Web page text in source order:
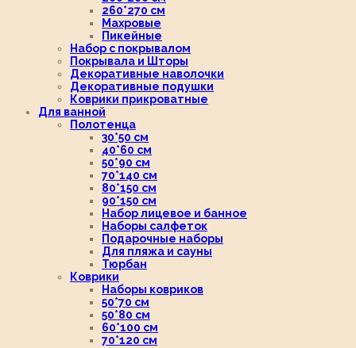
260*270 см
Махровые
Пикейные
Набор с покрывалом
Покрывала и Шторы
Декоративные наволочки
Декоративные подушки
Коврики прикроватные
Для ванной
Полотенца
30*50 см
40*60 см
50*90 см
70*140 см
80*150 см
90*150 см
Набор лицевое и банное
Наборы салфеток
Подарочные наборы
Для пляжа и сауны
Тюрбан
Коврики
Наборы ковриков
50*70 см
50*80 см
60*100 см
70*120 см